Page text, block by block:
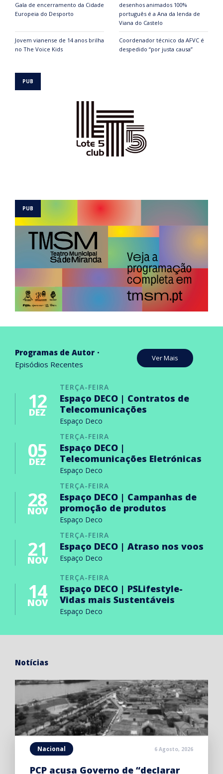
Gala de encerramento da Cidade
Europeia do Desporto
desenhos animados 100%
português é a Ana da lenda de
Viana do Castelo
Jovem vianense de 14 anos brilha
no The Voice Kids
Coordenador técnico da AFVC é
despedido “por justa causa”
Programas de Autor
Episódios Recentes
Ver Mais
TERÇA-FEIRA
12
DEZ
Espaço DECO | Contratos de
Telecomunicações
Espaço Deco
TERÇA-FEIRA
05
DEZ
Espaço DECO |
Telecomunicações Eletrónicas
Espaço Deco
TERÇA-FEIRA
28
NOV
Espaço DECO | Campanhas de
promoção de produtos
Espaço Deco
TERÇA-FEIRA
21
NOV
Espaço DECO | Atraso nos voos
Espaço Deco
TERÇA-FEIRA
14
NOV
Espaço DECO | PSLifestyle-
Vidas mais Sustentáveis
Espaço Deco
Notícias
Nacional 6 Agosto, 2026
PCP acusa Governo de “declarar